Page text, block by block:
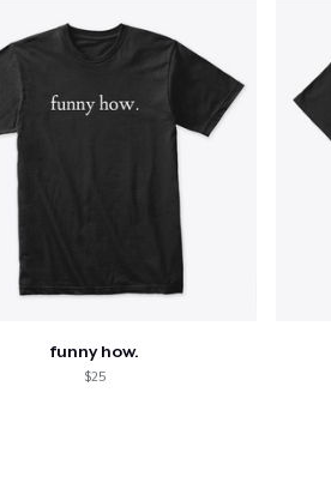
funny how.
$25
Voir le Panier
Qté
Continuer Mes Achats